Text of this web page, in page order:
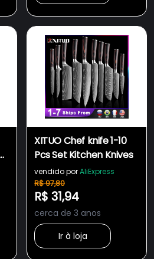
XITUO Chef knife 1-10
Pcs Set Kitchen Knives
vendido porAliExpress
R$ 97,80
R$ 31,94
cerca de 3 anos
Ir à loja